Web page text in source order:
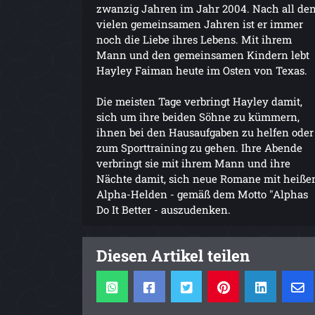
zwanzig Jahren im Jahr 2004. Nach all
vielen gemeinsamen Jahren ist er immer
noch die Liebe ihres Lebens. Mit ihrem
Mann und den gemeinsamen Kindern lebt
Hayley Faiman heute im Osten von Texas.
Die meisten Tage verbringt Hayley damit,
sich um ihre beiden Söhne zu kümmern,
ihnen bei den Hausaufgaben zu helfen oder
zum Sporttraining zu gehen. Ihre Abende
verbringt sie mit ihrem Mann und ihre
Nächte damit, sich neue Romane mit
Alpha-Helden - gemäß dem Motto "Alphas
Do It Better - auszudenken.
Diesen Artikel teilen